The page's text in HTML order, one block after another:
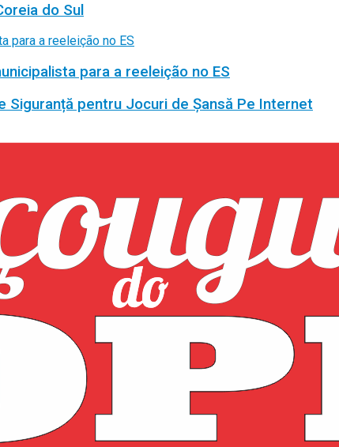
do Sul
para a reeleição no ES
Siguranță pentru Jocuri de Șansă Pe Internet